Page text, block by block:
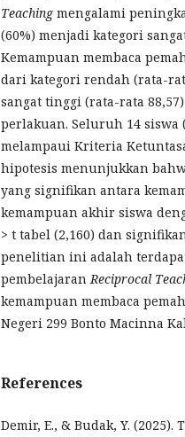
Teachingmengalami
(60%) menjadi kategori
Kemampuan membaca
dari kategori rendah (rata-
sangat tinggi (rata-rata
perlakuan. Seluruh 14 siswa
melampaui Kriteria
hipotesis menunjukkan
yang signifikan antara
kemampuan akhir siswa
> t tabel (2,160) dan
penelitian ini adalah
pembelajaranReciprocal
kemampuan membaca
Negeri 299 Bonto Macinna
References
Demir, E., & Budak, Y.